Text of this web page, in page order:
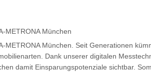
METRONA München
METRONA München. Seit Generationen
Dank unserer digitalen
damit Einsparungspotenziale sichtbar.